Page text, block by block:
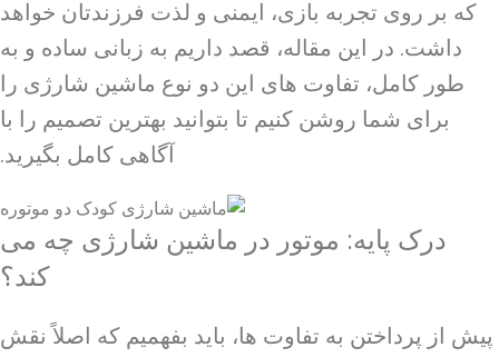
که بر روی تجربه بازی، ایمنی و لذت فرزندتان خواهد
داشت. در این مقاله، قصد داریم به زبانی ساده و به
طور کامل، تفاوت های این دو نوع ماشین شارژی را
برای شما روشن کنیم تا بتوانید بهترین تصمیم را با
آگاهی کامل بگیرید.
درک پایه: موتور در ماشین شارژی چه می
کند؟
پیش از پرداختن به تفاوت ها، باید بفهمیم که اصلاً نقش